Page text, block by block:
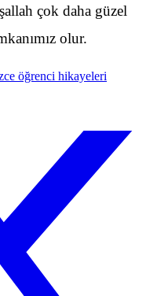
çok daha güzel
olur.
öğrenci hikayeleri